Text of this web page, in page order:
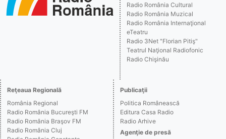
Radio România Cultural
Radio România Muzical
Radio România Internaţional
eTeatru
Radio 3Net "Florian Pitiş"
Teatrul Naţional Radiofonic
Radio Chişinău
Reţeaua Regională
România Regional
Radio România Bucureşti FM
Radio România Braşov FM
Radio România Cluj
Publicaţii
Politica Românească
Editura Casa Radio
Radio Arhive
Agenţie de presă